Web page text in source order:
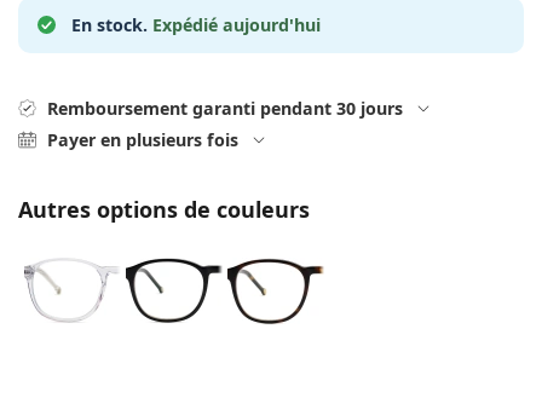
Marc Jacobs
Persol
Prada
Toutes les marques
Toutes les solutions
02 446 01 11
En stock. Expédié aujourd'hui
Remboursement garanti pendant 30 jours
Payer en plusieurs fois
Autres options de couleurs